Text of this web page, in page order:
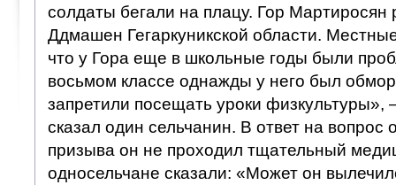
солдаты бегали на плацу. Гор
Ддмашен Гегаркуникской области.
что у Гора еще в школьные годы были
восьмом классе однажды у него был
запретили посещать уроки
сказал один сельчанин. В ответ на вопрос
призыва он не проходил тщательный
односельчане сказали: «Может он